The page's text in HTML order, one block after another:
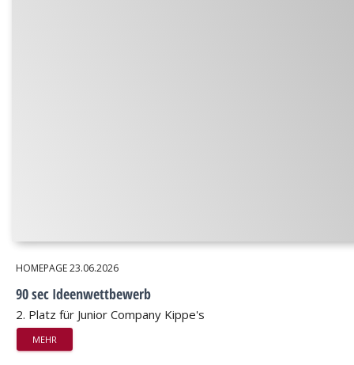
HOMEPAGE23.06.2026
90 sec Ideenwettbewerb
2. Platz für Junior Company Kippe's
MEHR